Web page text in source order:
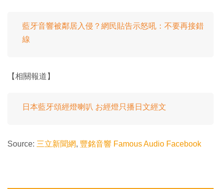
藍牙音響被鄰居入侵？網民貼告示怒吼：不要再接錯
線
【相關報道】
日本藍牙頌經燈喇叭 お經燈只播日文經文
Source: 三立新聞網, 豐銘音響 Famous Audio Facebook